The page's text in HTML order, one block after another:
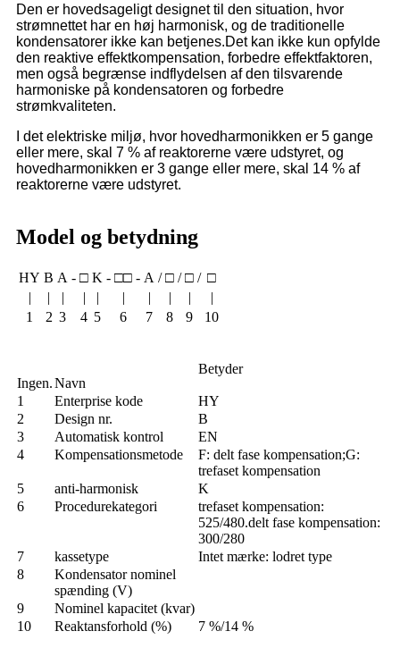
Den er hovedsageligt designet til den situation, hvor
strømnettet har en høj harmonisk, og de traditionelle
kondensatorer ikke kan betjenes.Det kan ikke kun opfylde
den reaktive effektkompensation, forbedre effektfaktoren,
men også begrænse indflydelsen af ​​den tilsvarende
harmoniske på kondensatoren og forbedre
strømkvaliteten.
I det elektriske miljø, hvor hovedharmonikken er 5 gange
eller mere, skal 7 % af reaktorerne være udstyret, og
hovedharmonikken er 3 gange eller mere, skal 14 % af
reaktorerne være udstyret.
Model og betydning
HY B A - □ K - □□ - A / □ / □ / □
|
| | | | | | | |
|
1
2 3 4 5 6 7 8 9 10
Ingen.Navn
Betyder
1 Enterprise kode
HY
2
Design nr.
B
3
Automatisk kontrol
EN
4
Kompensationsmetode
F: delt fase kompensation;G:
trefaset kompensation
5
anti-harmonisk
K
6
Procedurekategori
trefaset kompensation:
525/480.delt fase kompensation:
300/280
7
kassetype
Intet mærke: lodret type
8
Kondensator nominel
spænding (V)
9
Nominel kapacitet (kvar)
10
Reaktansforhold (%) 7 %/14 %